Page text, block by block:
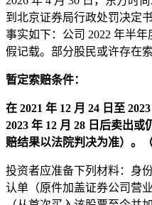
到北京证券局行政处罚决定
事实如下：公司 2022 年半
假记载。部分股民或许存在索
暂定索赔条件：
在 2021 年 12 月 24 日至
2023 年 12 月 28 日后卖出
赔结果以法院判决为准）。
投资者应准备下列材料：身
认单（原件加盖证券公司营